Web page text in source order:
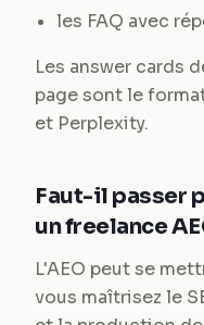
les FAQ avec
Les answer cards
page sont le
et Perplexity.
Faut-il passer
un freelance
L'AEO peut se
vous maîtrisez le